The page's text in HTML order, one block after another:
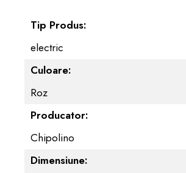
Tip Produs:
electric
Culoare:
Roz
Producator:
Chipolino
Dimensiune: